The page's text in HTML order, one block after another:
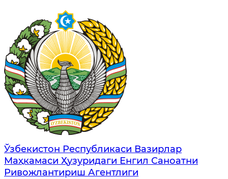
Ўзбекистон Республикаси Вазирлар
Маҳкамаси Ҳузуридаги Енгил Саноатни
Ривожлантириш Агентлиги